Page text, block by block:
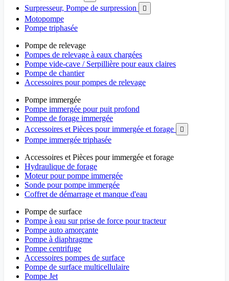
Surpresseur, Pompe de surpression 
Motopompe
Pompe triphasée
Pompe de relevage
Pompes de relevage à eaux chargées
Pompe vide-cave / Serpillière pour eaux claires
Pompe de chantier
Accessoires pour pompes de relevage
Pompe immergée
Pompe immergée pour puit profond
Pompe de forage immergée
Accessoires et Pièces pour immergée et forage

Pompe immergée triphasée
Accessoires et Pièces pour immergée et forage
Hydraulique de forage
Moteur pour pompe immergée
Sonde pour pompe immergée
Coffret de démarrage et manque d'eau
Pompe de surface
Pompe à eau sur prise de force pour tracteur
Pompe auto amorçante
Pompe à diaphragme
Pompe centrifuge
Accessoires pompes de surface
Pompe de surface multicellulaire
Pompe Jet